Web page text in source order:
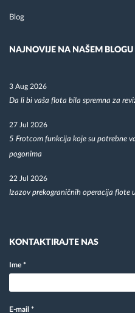
Blog
NAJNOVIJE NA NAŠEM BLOGU
3 Aug 2026
Da li bi vaša flota bila spremna za
27 Jul 2026
5 Frotcom funkcija koje su potrebne
pogonima
22 Jul 2026
Izazov prekograničnih operacija flote
KONTAKTIRAJTE NAS
Ime *
E-mail *